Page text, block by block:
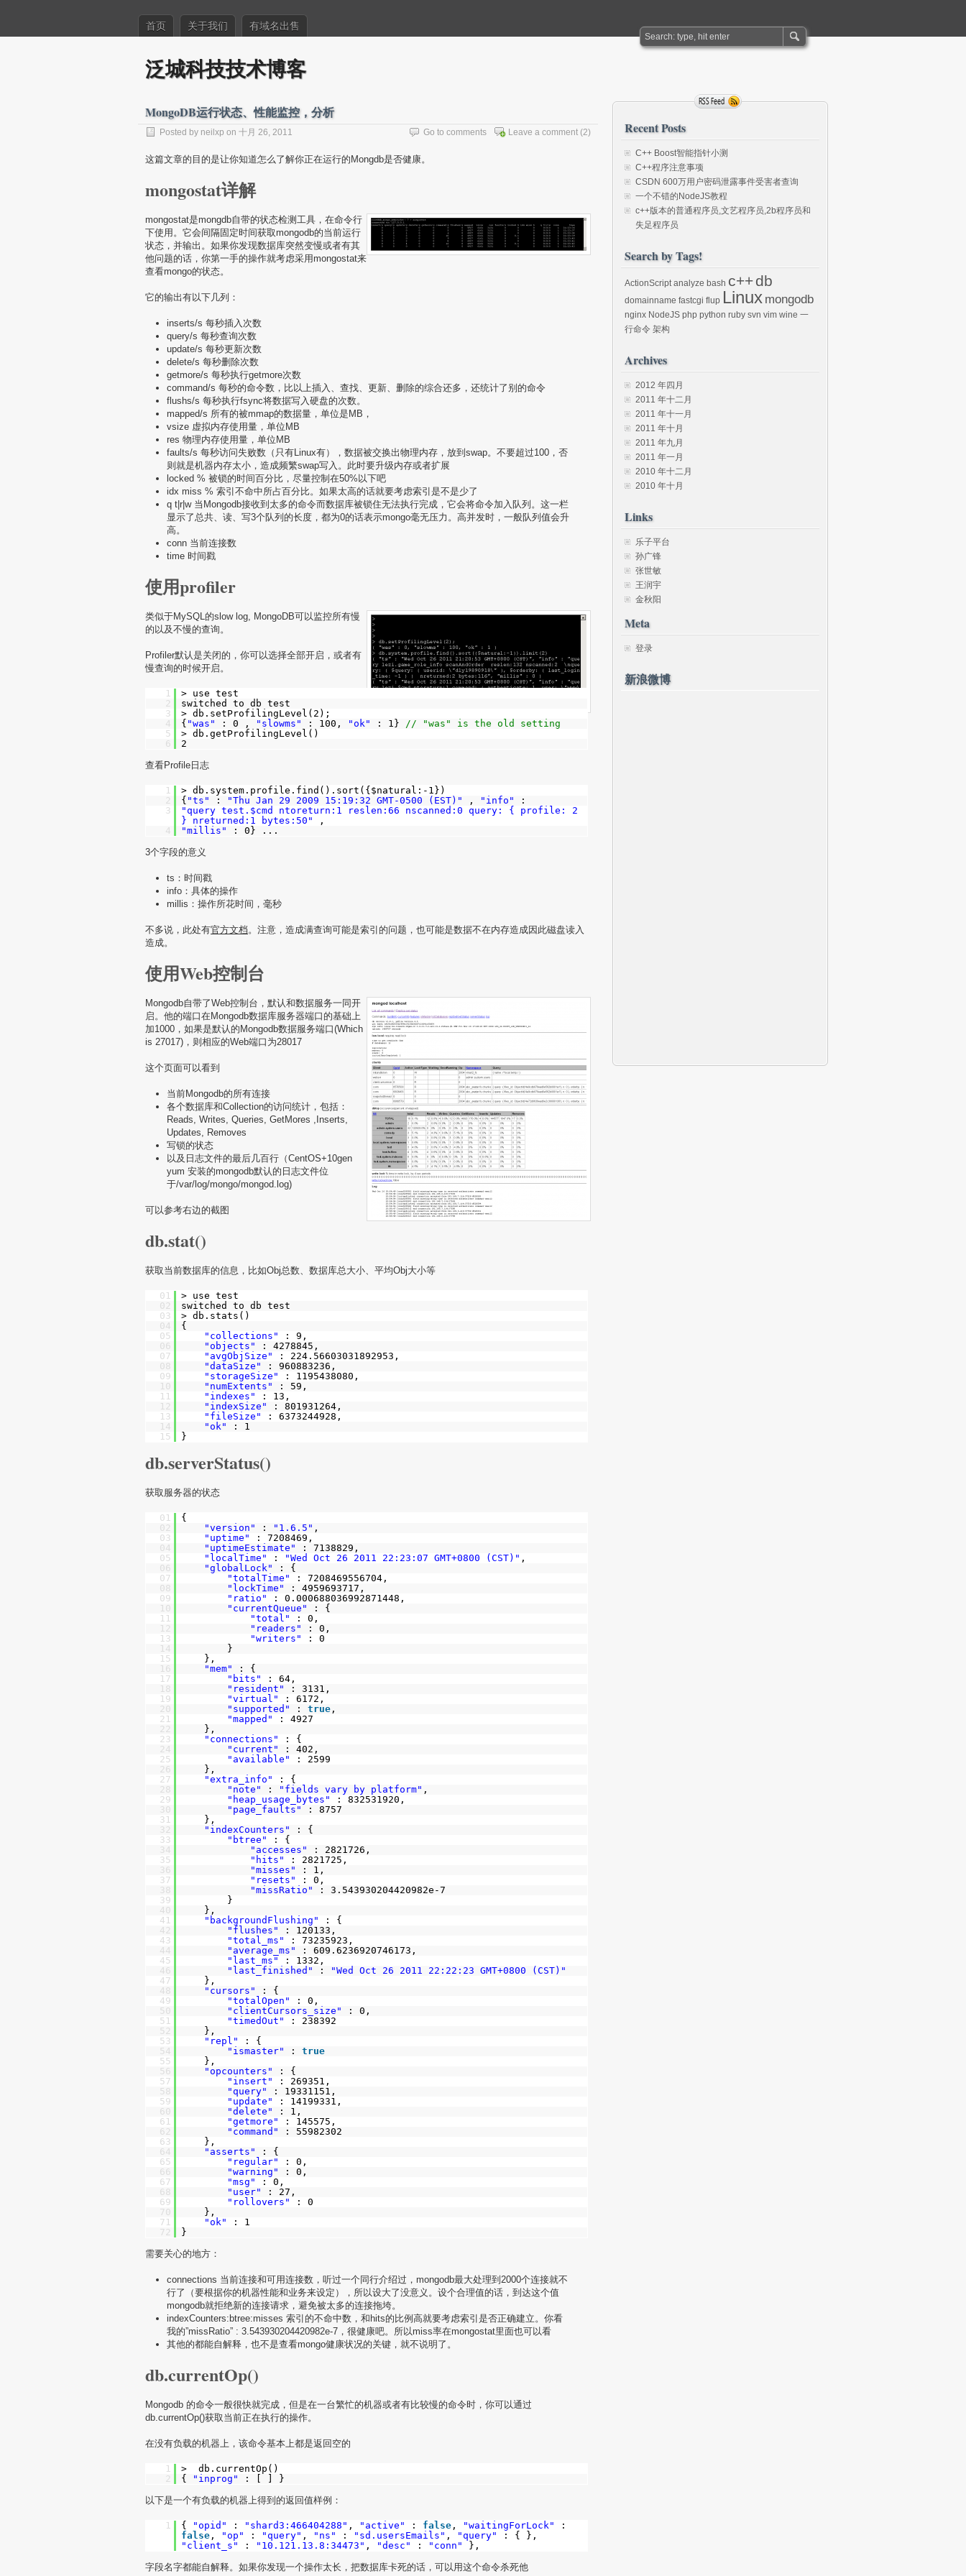
首页 关于我们 有域名出售
泛城科技技术博客
MongoDB运行状态、性能监控，分析
Posted by neilxp on 十月 26, 2011 Leave a comment (2)
Go to comments
这篇文章的目的是让你知道怎么了解你正在运行的Mongdb是否健康。
mongostat详解
mongostat是mongdb自带的状态检测工具，在命令行
下使用。它会间隔固定时间获取mongodb的当前运行
状态，并输出。如果你发现数据库突然变慢或者有其
他问题的话，你第一手的操作就考虑采用mongostat来
查看mongo的状态。
它的输出有以下几列：
inserts/s 每秒插入次数
query/s 每秒查询次数
update/s 每秒更新次数
delete/s 每秒删除次数
getmore/s 每秒执行getmore次数
command/s 每秒的命令数，比以上插入、查找、更新、删除的综合还多，还统计了别的命令
flushs/s 每秒执行fsync将数据写入硬盘的次数。
mapped/s 所有的被mmap的数据量，单位是MB，
vsize 虚拟内存使用量，单位MB
res 物理内存使用量，单位MB
faults/s 每秒访问失败数（只有Linux有），数据被交换出物理内存，放到swap。不要超过100，否
则就是机器内存太小，造成频繁swap写入。此时要升级内存或者扩展
locked % 被锁的时间百分比，尽量控制在50%以下吧
idx miss % 索引不命中所占百分比。如果太高的话就要考虑索引是不是少了
q t|r|w 当Mongodb接收到太多的命令而数据库被锁住无法执行完成，它会将命令加入队列。这一栏
显示了总共、读、写3个队列的长度，都为0的话表示mongo毫无压力。高并发时，一般队列值会升
高。
conn 当前连接数
time 时间戳
使用profiler
类似于MySQL的slow log, MongoDB可以监控所有慢
的以及不慢的查询。
Profiler默认是关闭的，你可以选择全部开启，或者有
慢查询的时候开启。
1
> use test
2
switched to db test
3
> db.setProfilingLevel(2);
4
{ "was" : 0 , "slowms" : 100, "ok" : 1} // "was" is the old setting
5
> db.getProfilingLevel()
6
2
查看Profile日志
1
> db.system.profile.find().sort({$natural:-1})
2
{ "ts" : "Thu Jan 29 2009 15:19:32 GMT-0500 (EST)" , "info"
:
3
"query test.$cmd ntoreturn:1 reslen:66 nscanned:0 query: { profile: 2
} nreturned:1 bytes:50"
,
4
"millis"
: 0} ...
3个字段的意义
ts：时间戳
info：具体的操作
millis：操作所花时间，毫秒
不多说，此处有官方文档。注意，造成满查询可能是索引的问题，也可能是数据不在内存造成因此磁盘读入
造成。
使用Web控制台
Mongodb自带了Web控制台，默认和数据服务一同开
启。他的端口在Mongodb数据库服务器端口的基础上
加1000，如果是默认的Mongodb数据服务端口(Which
is 27017)，则相应的Web端口为28017
这个页面可以看到
当前Mongodb的所有连接
各个数据库和Collection的访问统计，包括：
Reads, Writes, Queries, GetMores ,Inserts,
Updates, Removes
写锁的状态
以及日志文件的最后几百行（CentOS+10gen
yum 安装的mongodb默认的日志文件位
于/var/log/mongo/mongod.log)
可以参考右边的截图
db.stat()
获取当前数据库的信息，比如Obj总数、数据库总大小、平均Obj大小等
01
> use test
02
switched to db test
03
> db.stats()
04
{
05
"collections"
: 9,
06
"objects"
: 4278845,
07
"avgObjSize"
: 224.56603031892953,
08
"dataSize"
: 960883236,
09
"storageSize"
: 1195438080,
10
"numExtents"
: 59,
11
"indexes"
: 13,
12
"indexSize"
: 801931264,
13
"fileSize"
: 6373244928,
14
"ok"
: 1
15
}
db.serverStatus()
获取服务器的状态
01
{
02
"version" : "1.6.5" ,
03
"uptime"
: 7208469,
04
"uptimeEstimate"
: 7138829,
05
"localTime" : "Wed Oct 26 2011 22:23:07 GMT+0800 (CST)" ,
06
"globalLock"
: {
07
"totalTime"
: 7208469556704,
08
"lockTime"
: 4959693717,
09
"ratio"
: 0.000688036992871448,
10
"currentQueue"
: {
11
"total"
: 0,
12
"readers"
: 0,
13
"writers"
: 0
14
}
15
},
16
"mem"
: {
17
"bits"
: 64,
18
"resident"
: 3131,
19
"virtual"
: 6172,
20
"supported" : true,
21
"mapped"
: 4927
22
},
23
"connections"
: {
24
"current"
: 402,
25
"available"
: 2599
26
},
27
"extra_info"
: {
28
"note" : "fields vary by platform" ,
29
"heap_usage_bytes"
: 832531920,
30
"page_faults"
: 8757
31
},
32
"indexCounters"
: {
33
"btree"
: {
34
"accesses"
: 2821726,
35
"hits"
: 2821725,
36
"misses"
: 1,
37
"resets"
: 0,
38
"missRatio"
: 3.543930204420982e-7
39
}
40
},
41
"backgroundFlushing"
: {
42
"flushes"
: 120133,
43
"total_ms"
: 73235923,
44
"average_ms"
: 609.6236920746173,
45
"last_ms"
: 1332,
46
"last_finished" :
"Wed Oct 26 2011 22:22:23 GMT+0800 (CST)"
47
},
48
"cursors"
: {
49
"totalOpen"
: 0,
50
"clientCursors_size"
: 0,
51
"timedOut"
: 238392
52
},
53
"repl"
: {
54
"ismaster" : true
55
},
56
"opcounters"
: {
57
"insert"
: 269351,
58
"query"
: 19331151,
59
"update"
: 14199331,
60
"delete"
: 1,
61
"getmore"
: 145575,
62
"command"
: 55982302
63
},
64
"asserts"
: {
65
"regular"
: 0,
66
"warning"
: 0,
67
"msg"
: 0,
68
"user"
: 27,
69
"rollovers"
: 0
70
},
71
"ok"
: 1
72
}
需要关心的地方：
connections 当前连接和可用连接数，听过一个同行介绍过，mongodb最大处理到2000个连接就不
行了（要根据你的机器性能和业务来设定），所以设大了没意义。设个合理值的话，到达这个值
mongodb就拒绝新的连接请求，避免被太多的连接拖垮。
indexCounters:btree:misses 索引的不命中数，和hits的比例高就要考虑索引是否正确建立。你看
我的”missRatio” : 3.543930204420982e-7，很健康吧。所以miss率在mongostat里面也可以看
其他的都能自解释，也不是查看mongo健康状况的关键，就不说明了。
db.currentOp()
Mongodb 的命令一般很快就完成，但是在一台繁忙的机器或者有比较慢的命令时，你可以通过
db.currentOp()获取当前正在执行的操作。
在没有负载的机器上，该命令基本上都是返回空的
1
> db.currentOp()
2
{ "inprog"
: [ ] }
以下是一个有负载的机器上得到的返回值样例：
1 { "opid" : "shard3:466404288" , "active" : false, "waitingForLock"
:
false, "op" : "query" , "ns" : "sd.usersEmails" , "query"
: { },
"client_s"
: "10.121.13.8:34473" , "desc" : "conn"
},
字段名字都能自解释。如果你发现一个操作太长，把数据库卡死的话，可以用这个命令杀死他
Recent Posts
C++ Boost智能指针小测
C++程序注意事项
CSDN 600万用户密码泄露事件受害者查询
一个不错的NodeJS教程
c++版本的普通程序员,文艺程序员,2b程序员和
失足程序员
Search by Tags!
ActionScript analyze bash c++db
domainname fastcgi flup Linux mongodb
nginx NodeJS php python ruby svn vim wine 一
行命令 架构
Archives
2012 年四月
2011 年十二月
2011 年十一月
2011 年十月
2011 年九月
2011 年一月
2010 年十二月
2010 年十月
Links
乐子平台
孙广锋
张世敏
王润宇
金秋阳
Meta
登录
新浪微博